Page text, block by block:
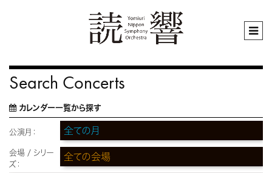
Search Concerts
カレンダー一覧から探す
公演月：
会場 / シリー
ズ：